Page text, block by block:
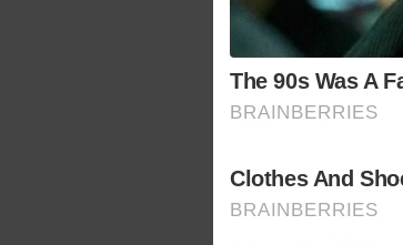
The 90s Was A
BRAINBERRIES
Clothes And
BRAINBERRIES